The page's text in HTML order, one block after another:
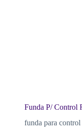
Funda P/ Control
funda para